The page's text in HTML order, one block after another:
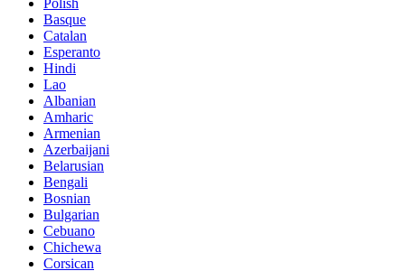
Basque
Catalan
Esperanto
Hindi
Lao
Albanian
Amharic
Armenian
Azerbaijani
Belarusian
Bengali
Bosnian
Bulgarian
Cebuano
Chichewa
Corsican